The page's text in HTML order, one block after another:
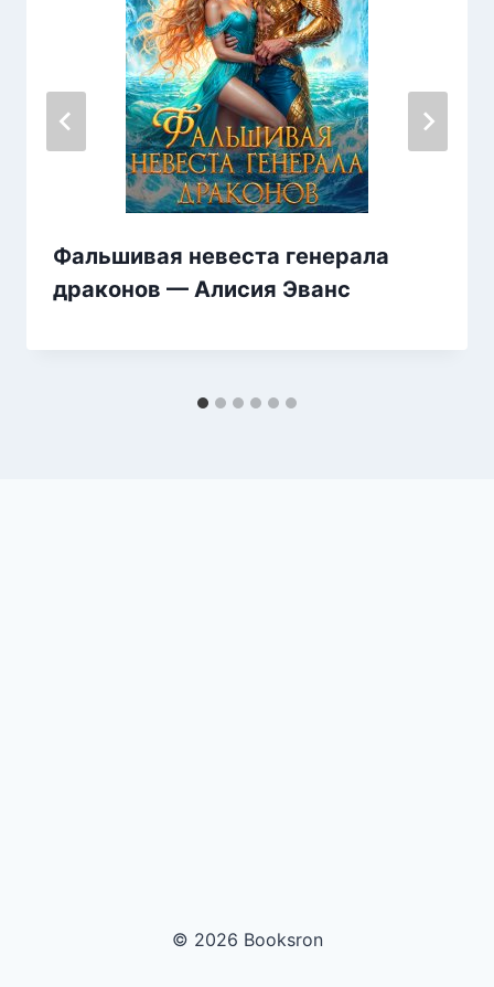
Фальшивая невеста генерала
драконов — Алисия Эванс
© 2026 Booksron